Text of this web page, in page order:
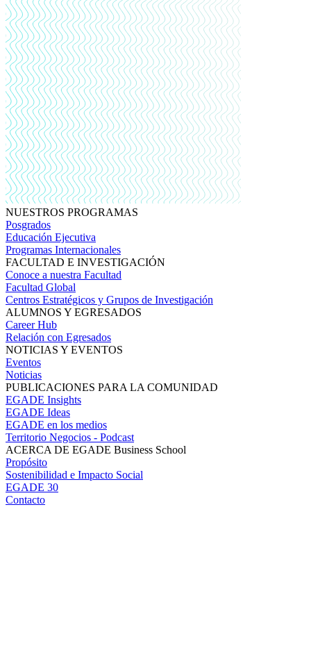
NUESTROS PROGRAMAS
Posgrados
Educación Ejecutiva
Programas Internacionales
FACULTAD E INVESTIGACIÓN
Conoce a nuestra Facultad
Facultad Global
Centros Estratégicos y Grupos de Investigación
ALUMNOS Y EGRESADOS
Career Hub
Relación con Egresados
NOTICIAS Y EVENTOS
Eventos
Noticias
PUBLICACIONES PARA LA COMUNIDAD
EGADE Insights
EGADE Ideas
EGADE en los medios
Territorio Negocios - Podcast
ACERCA DE EGADE Business School
Propósito
Sostenibilidad e Impacto Social
EGADE 30
Contacto